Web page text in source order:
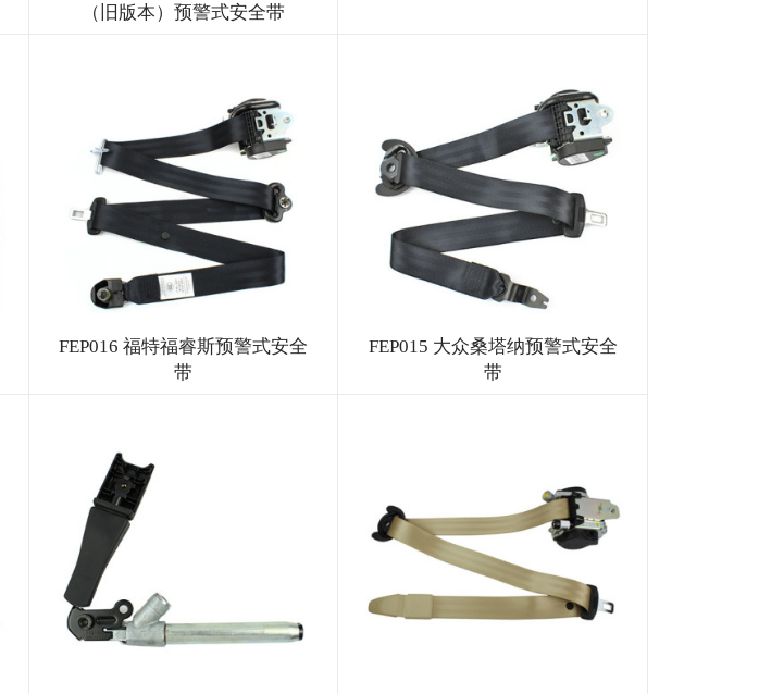
（旧版本）预警式安全带
FEP016 福特福睿斯预警式安全
带
FEP015 大众桑塔纳预警式安全
带